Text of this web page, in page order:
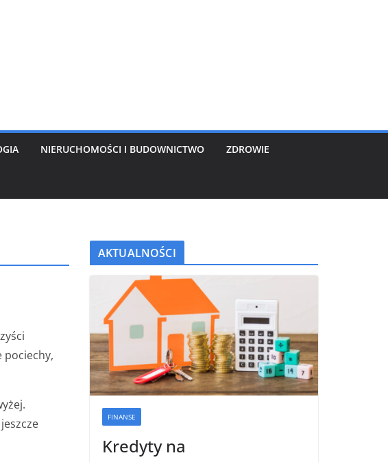
NIERUCHOMOŚCI I BUDOWNICTWO ZDROWIE
pociechy,
AKTUALNOŚCI
FINANSE
Kredyty na